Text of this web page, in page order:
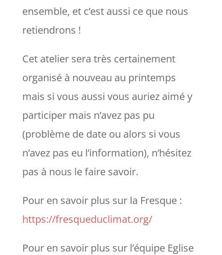
ensemble, et c’est aussi ce que nous
retiendrons !
Cet atelier sera très certainement
organisé à nouveau au printemps
mais si vous aussi vous auriez aimé y
participer mais n’avez pas pu
(problème de date ou alors si vous
n’avez pas eu l’information), n’hésitez
pas à nous le faire savoir.
Pour en savoir plus sur la Fresque :
https://fresqueduclimat.org/
Pour en savoir plus sur l’équipe Eglise